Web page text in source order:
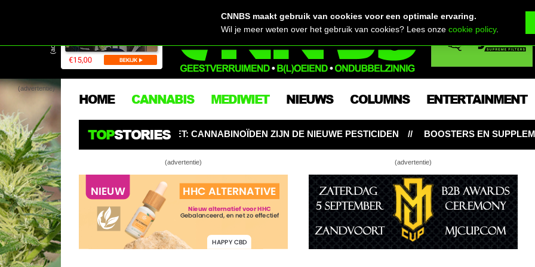
(advertentie)
(advertentie)
HOME CANNABIS MEDIWIET NIEUWS COLUMNS ENTERTAINMENT
TOPSTORIES
OPGELET: CANNABINOÏDEN ZIJN DE NIEUWE PESTICIDEN BOOSTERS EN SUPPLEMENTEN:
(advertentie) (advertentie)
Primeur Canada: medicinale CBG (cannabigerol)
olie
Dit doet THC wietolie voor Lex met extreme Gilles
CNNBS maakt gebruik van cookies voor een optimale ervaring.
Wil je meer weten over het gebruik van cookies? Lees onzecookie policy.